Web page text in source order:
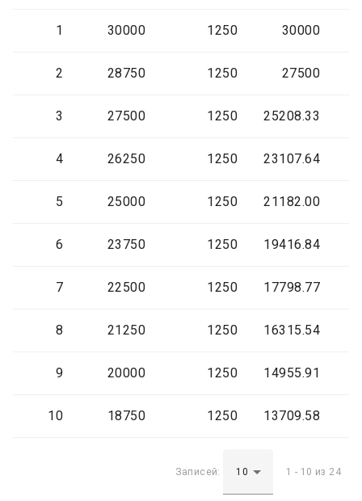
1 30000 1250 30000
2 28750 1250 27500
3 27500 1250 25208.33
4 26250 1250 23107.64
5 25000 1250 21182.00
6 23750 1250 19416.84
7 22500 1250 17798.77
8 21250 1250 16315.54
9 20000 1250 14955.91
10 18750 1250 13709.58
Записей: 1 - 10 из 24